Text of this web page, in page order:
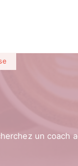
un coach